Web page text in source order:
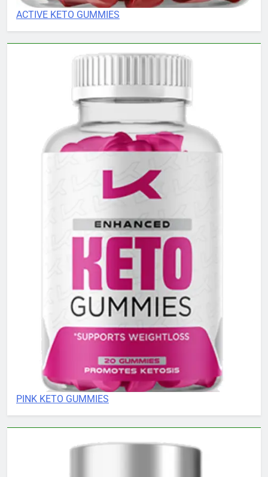
ACTIVE KETO GUMMIES
PINK KETO GUMMIES